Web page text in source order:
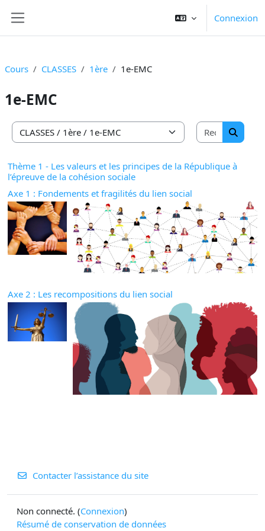
Connexion
Cours CLASSES 1ère 1e-EMC
1e-EMC
Catégories de cours
Thème 1 - Les valeurs et les principes de la République à
l’épreuve de la cohésion sociale
Axe 1 : Fondements et fragilités du lien social
Axe 2 : Les recompositions du lien social
Contacter l’assistance du site
Non connecté. (Connexion)
Résumé de conservation de données